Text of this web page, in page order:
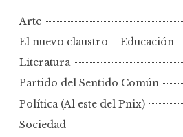
Arte
El nuevo claustro – Educación
Literatura
Partido del Sentido Común
Política (Al este del Pnix)
Sociedad